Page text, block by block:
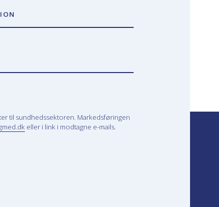
til sundhedssektoren. Markedsføringen
eller i link i modtagne e-mails.